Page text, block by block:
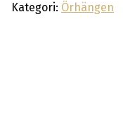
Kategori: Örhängen